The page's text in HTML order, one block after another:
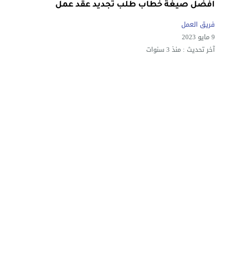
افضل صيغة خطاب طلب تجديد عقد عمل
فريق العمل
9 مايو 2023
آخر تحديث : منذ 3 سنوات